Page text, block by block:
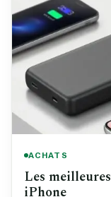
ACHATS
Les
iPhone